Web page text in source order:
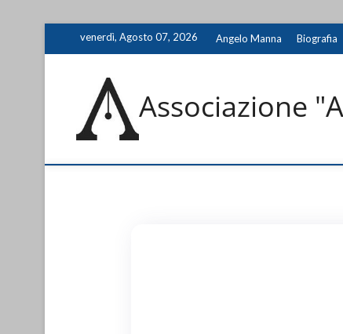
venerdì, Agosto 07, 2026 Angelo Manna Biografia
Associazione